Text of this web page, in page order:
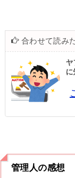
合わせて読み
に
管理人の感想